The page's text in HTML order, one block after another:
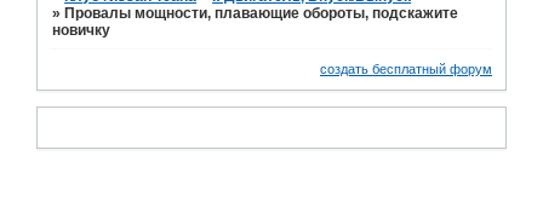
» Провалы мощности, плавающие обороты, подскажите
новичку
создать бесплатный форум